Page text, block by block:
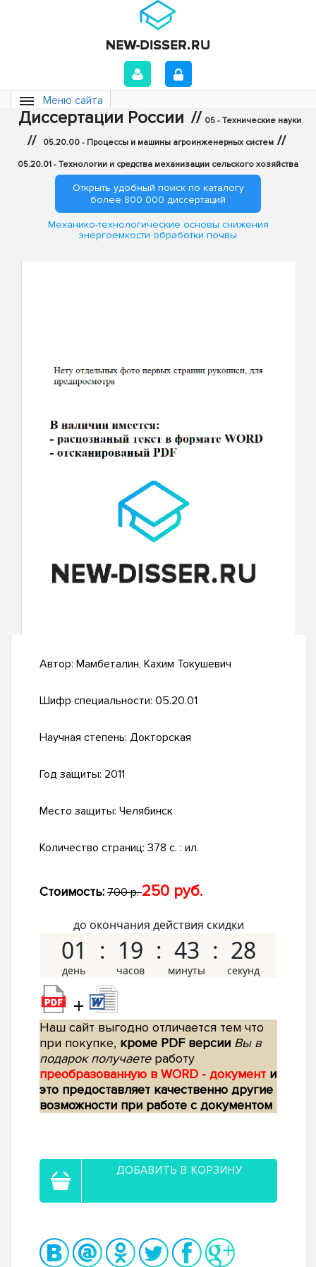
Меню сайта
Диссертации России // 05 - Технические науки
// 05.20.00 - Процессы и машины агроинженерных систем //
05.20.01 - Технологии и средства механизации сельского хозяйства
Открыть удобный поиск по каталогу
более 800 000 диссертаций
Механико-технологические основы снижения
энергоемкости обработки почвы
Автор: Мамбеталин, Кахим Токушевич
Шифр специальности: 05.20.01
Научная степень: Докторская
Год защиты: 2011
Место защиты: Челябинск
Количество страниц: 378 с. : ил.
Стоимость: 700 р.250 руб.
до окончания действия скидки
01 19 43 27
+
Наш сайт выгодно отличается тем что
при покупке, кроме PDF версии Вы в
подарок получаетеработу
преобразованную в WORD - документ и
это предоставляет качественно другие
возможности при работе с документом
ДОБАВИТЬ В КОРЗИНУ